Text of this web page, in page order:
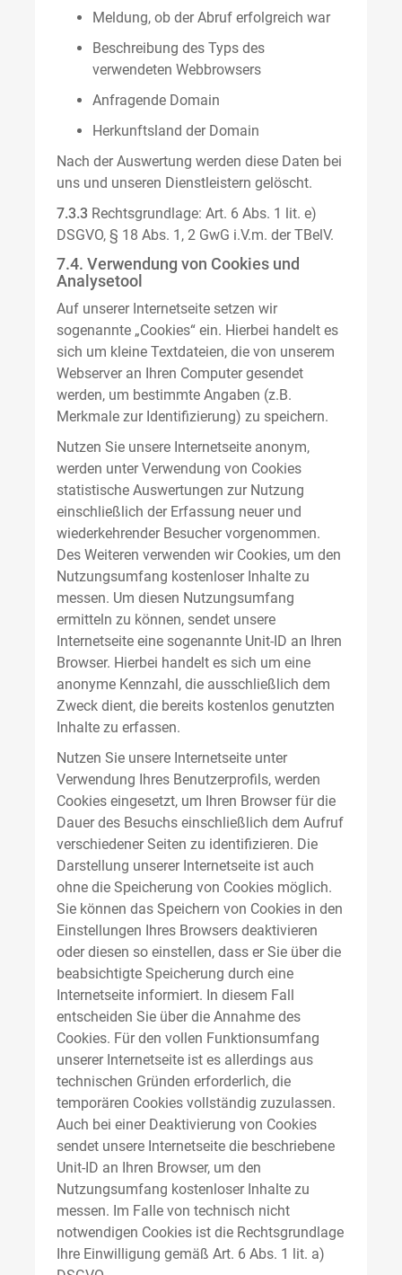
Meldung, ob der Abruf erfolgreich war
Beschreibung des Typs des
verwendeten Webbrowsers
Anfragende Domain
Herkunftsland der Domain
Nach der Auswertung werden diese Daten bei
uns und unseren Dienstleistern gelöscht.
7.3.3 Rechtsgrundlage: Art. 6 Abs. 1 lit. e)
DSGVO, § 18 Abs. 1, 2 GwG i.V.m. der TBelV.
7.4. Verwendung von Cookies und
Analysetool
Auf unserer Internetseite setzen wir
sogenannte „Cookies“ ein. Hierbei handelt es
sich um kleine Textdateien, die von unserem
Webserver an Ihren Computer gesendet
werden, um bestimmte Angaben (z.B.
Merkmale zur Identifizierung) zu speichern.
Nutzen Sie unsere Internetseite anonym,
werden unter Verwendung von Cookies
statistische Auswertungen zur Nutzung
einschließlich der Erfassung neuer und
wiederkehrender Besucher vorgenommen.
Des Weiteren verwenden wir Cookies, um den
Nutzungsumfang kostenloser Inhalte zu
messen. Um diesen Nutzungsumfang
ermitteln zu können, sendet unsere
Internetseite eine sogenannte Unit-ID an Ihren
Browser. Hierbei handelt es sich um eine
anonyme Kennzahl, die ausschließlich dem
Zweck dient, die bereits kostenlos genutzten
Inhalte zu erfassen.
Nutzen Sie unsere Internetseite unter
Verwendung Ihres Benutzerprofils, werden
Cookies eingesetzt, um Ihren Browser für die
Dauer des Besuchs einschließlich dem Aufruf
verschiedener Seiten zu identifizieren. Die
Darstellung unserer Internetseite ist auch
ohne die Speicherung von Cookies möglich.
Sie können das Speichern von Cookies in den
Einstellungen Ihres Browsers deaktivieren
oder diesen so einstellen, dass er Sie über die
beabsichtigte Speicherung durch eine
Internetseite informiert. In diesem Fall
entscheiden Sie über die Annahme des
Cookies. Für den vollen Funktionsumfang
unserer Internetseite ist es allerdings aus
technischen Gründen erforderlich, die
temporären Cookies vollständig zuzulassen.
Auch bei einer Deaktivierung von Cookies
sendet unsere Internetseite die beschriebene
Unit-ID an Ihren Browser, um den
Nutzungsumfang kostenloser Inhalte zu
messen. Im Falle von technisch nicht
notwendigen Cookies ist die Rechtsgrundlage
Ihre Einwilligung gemäß Art. 6 Abs. 1 lit. a)